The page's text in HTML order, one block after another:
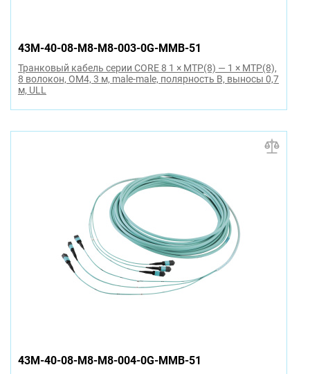
43M-40-08-M8-M8-003-0G-MMB-51
Транковый кабель серии CORE 8 1 × MTP(8) — 1 × MTP(8),
8 волокон, OM4, 3 м, male-male, полярность B, выносы 0,7
м, ULL
43M-40-08-M8-M8-004-0G-MMB-51